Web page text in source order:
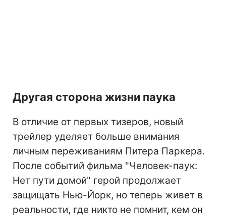
Другая сторона жизни паука
В отличие от первых тизеров, новый
трейлер уделяет больше внимания
личным переживаниям Питера Паркера.
После событий фильма "Человек-паук:
Нет пути домой" герой продолжает
защищать Нью-Йорк, но теперь живет в
реальности, где никто не помнит, кем он